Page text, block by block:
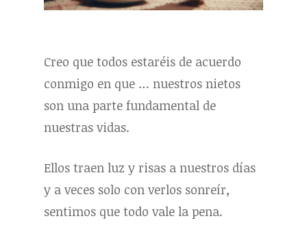
Creo que todos estaréis de acuerdo
conmigo en que … nuestros nietos
son una parte fundamental de
nuestras vidas.
Ellos traen luz y risas a nuestros días
y a veces solo con verlos sonreír,
sentimos que todo vale la pena.